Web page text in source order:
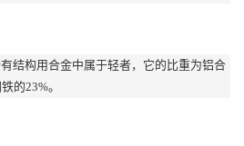
结构用合金中属于轻者，它的比重为铝合
的23%。